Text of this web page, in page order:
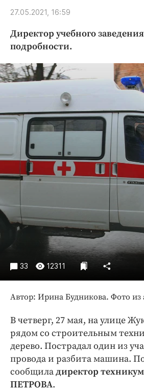
Авто и транспорт
Криминал
Недвижимость и ЖКХ
Общество
Погода
Праздники
Происшествия
Спорт
Экономика и бизнес
Блоги
Издания
Медиаперсона
Интересное чтиво
Клиника года
Бренд года
27.05.2021, 16:59
Директор учебного
подробности.
33 12311
Автор: Ирина Будникова. Фото из
В четверг, 27 мая, на улице
рядом со строительным
дерево. Пострадал один из
провода и разбита машина.
сообщиладиректор
ПЕТРОВА.